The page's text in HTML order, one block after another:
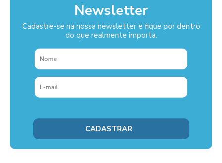
Newsletter
Cadastre-se na nossa newsletter e fique por dentro
do que realmente importa.